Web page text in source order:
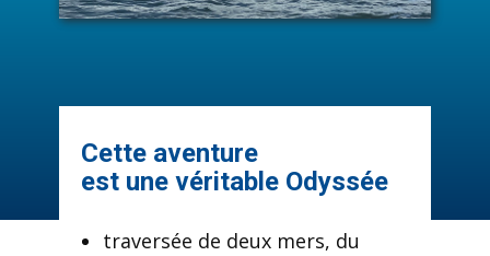
​Cette aventure
est une véritable Odyssée
​traversée de deux mers, du